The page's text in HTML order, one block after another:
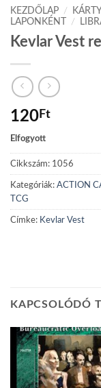
KEZDŐLAP /
LAPONKÉNT
/
Kevlar Vest
120Ft
Elfogyott
Cikkszám: 1056
Kategóriák: ACTION
TCG
Címke: Kevlar Vest
KAPCSOLÓDÓ